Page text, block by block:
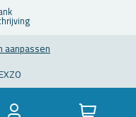
aan­pas­sen